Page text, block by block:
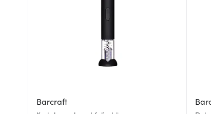
Barcraft